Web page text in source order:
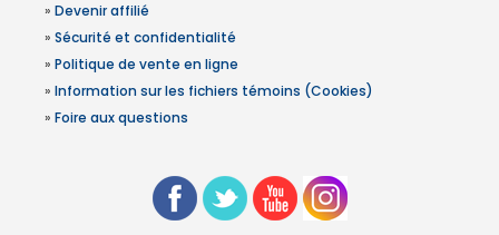
» Devenir affilié
» Sécurité et confidentialité
» Politique de vente en ligne
» Information sur les fichiers témoins (Cookies)
» Foire aux questions